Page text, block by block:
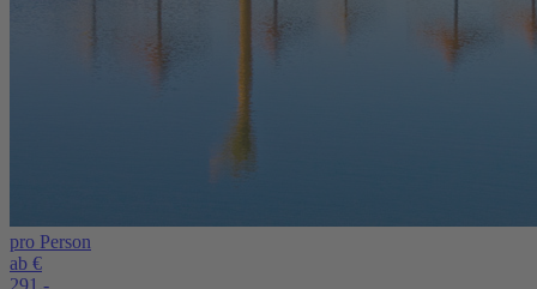
pro Person
ab €